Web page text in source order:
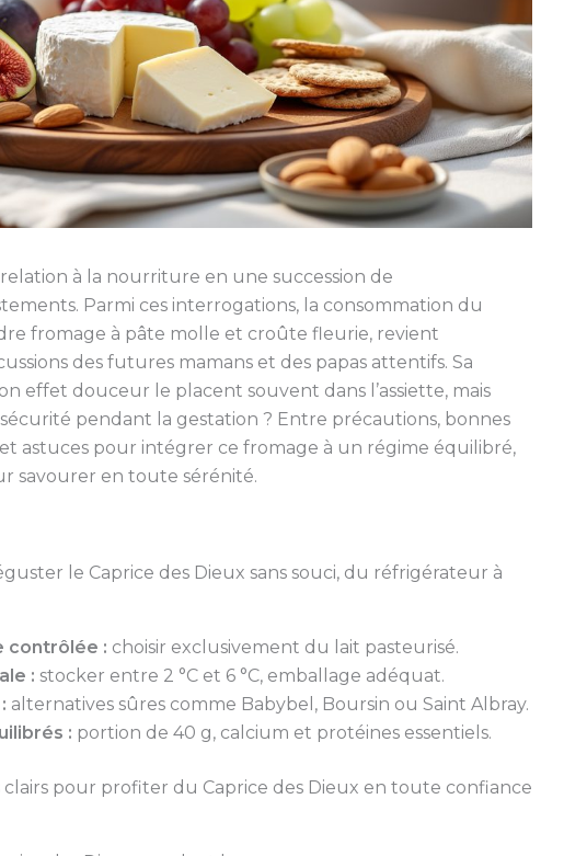
relation à la nourriture en une succession de
Parmi ces interrogations, la consommation du
fromage à pâte molle et croûte fleurie, revient
des futures mamans et des papas attentifs. Sa
effet douceur le placent souvent dans l’assiette, mais
pendant la gestation ? Entre précautions, bonnes
astuces pour intégrer ce fromage à un régime équilibré,
savourer en toute sérénité.
le Caprice des Dieux sans souci, du réfrigérateur à
contrôlée : choisir exclusivement du lait pasteurisé.
: stocker entre 2 °C et 6 °C, emballage adéquat.
alternatives sûres comme Babybel, Boursin ou Saint Albray.
: portion de 40 g, calcium et protéines essentiels.
pour profiter du Caprice des Dieux en toute confiance